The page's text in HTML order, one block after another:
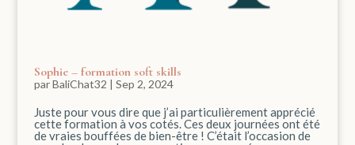
Sophie – formation soft skills
parBaliChat32 | Sep 2, 2024
Juste pour vous dire que j’ai particulièrement apprécié
cette formation à vos cotés. Ces deux journées ont été
de vraies bouffées de bien-être ! C’était l’occasion de